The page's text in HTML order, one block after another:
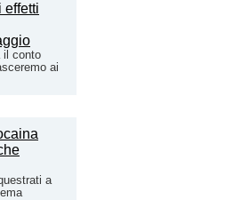
il conto
ai
a